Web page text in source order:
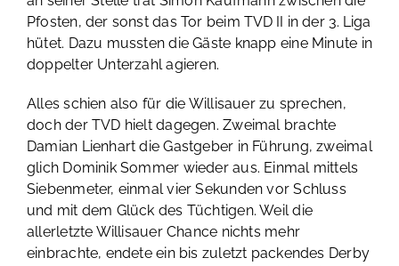
Pfosten, der sonst das Tor beim TVD II in der 3. Liga
hütet. Dazu mussten die Gäste knapp eine Minute in
doppelter Unterzahl agieren.
Alles schien also für die Willisauer zu sprechen,
doch der TVD hielt dagegen. Zweimal brachte
Damian Lienhart die Gastgeber in Führung, zweimal
glich Dominik Sommer wieder aus. Einmal mittels
Siebenmeter, einmal vier Sekunden vor Schluss
und mit dem Glück des Tüchtigen. Weil die
allerletzte Willisauer Chance nichts mehr
einbrachte, endete ein bis zuletzt packendes Derby